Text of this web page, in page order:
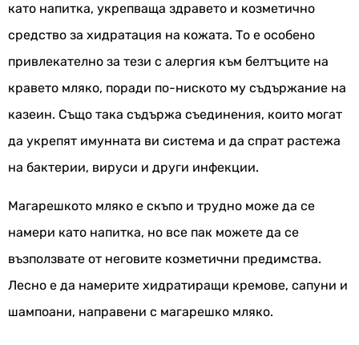
като напитка, укрепваща здравето и козметично
средство за хидратация на кожата. То е особено
привлекателно за тези с алергия към белтъците на
кравето мляко, поради по-ниското му съдържание на
казеин. Също така съдържа съединения, които могат
да укрепят имунната ви система и да спрат растежа
на бактерии, вируси и други инфекции.
Магарешкото мляко е скъпо и трудно може да се
намери като напитка, но все пак можете да се
възползвате от неговите козметични предимства.
Лесно е да намерите хидратиращи кремове, сапуни и
шампоани, направени с магарешко мляко.